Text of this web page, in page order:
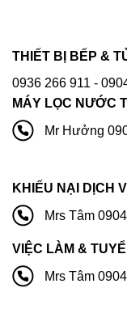
THIẾT BỊ BẾP &
0936 266 911 -
MÁY LỌC NƯỚC
Mr Hưởng
KHIẾU NẠI DỊCH
Mrs Tâm
VIỆC LÀM &
Mrs Tâm